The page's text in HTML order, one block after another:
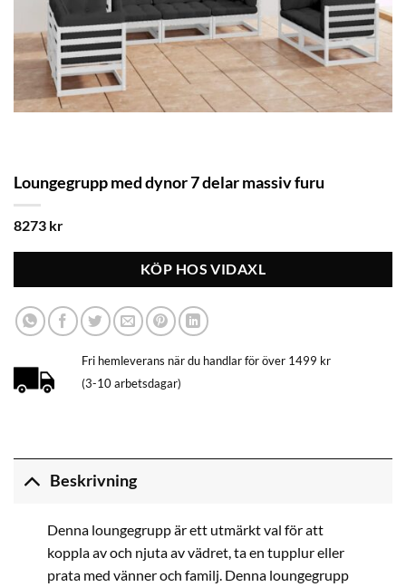
Loungegrupp med dynor 7 delar massiv furu
8273 kr
KÖP HOS VIDAXL
Fri hemleverans när du handlar för över 1499 kr
(3-10 arbetsdagar)
Beskrivning
Denna loungegrupp är ett utmärkt val för att
koppla av och njuta av vädret, ta en tupplur eller
prata med vänner och familj. Denna loungegrupp